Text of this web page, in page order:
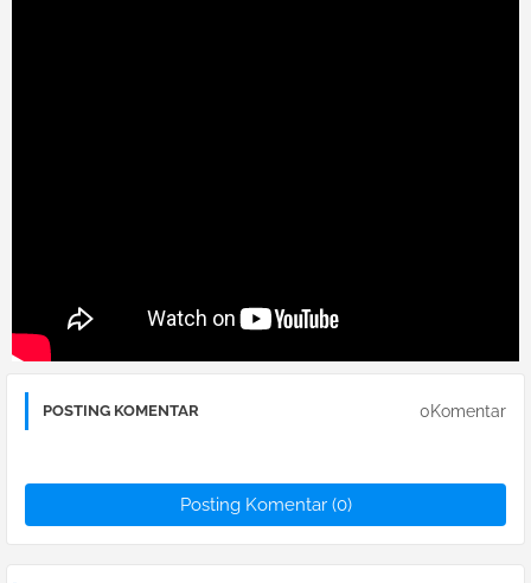
POSTING KOMENTAR 0Komentar
Posting Komentar (0)